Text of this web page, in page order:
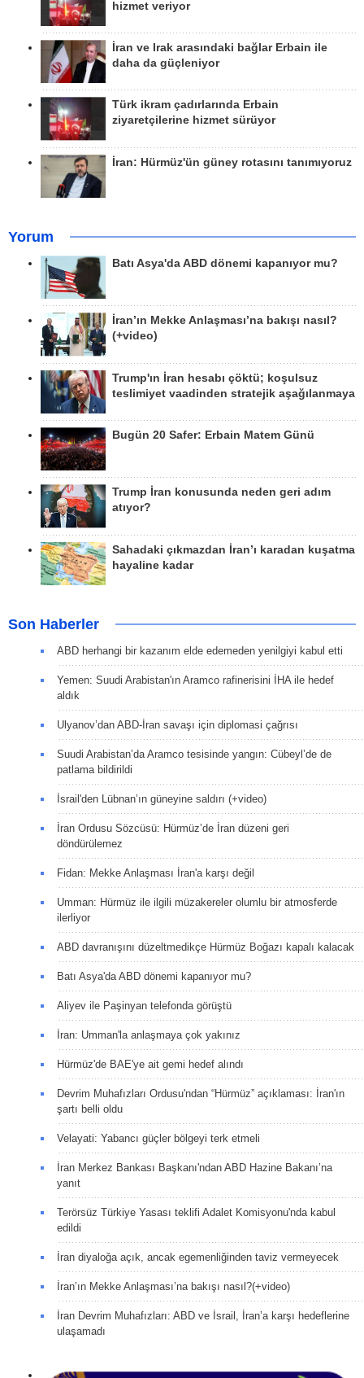
hizmet veriyor
İran ve Irak arasındaki bağlar Erbain ile
daha da güçleniyor
Türk ikram çadırlarında Erbain
ziyaretçilerine hizmet sürüyor
İran: Hürmüz'ün güney rotasını tanımıyoruz
Yorum
Batı Asya'da ABD dönemi kapanıyor mu?
İran’ın Mekke Anlaşması’na bakışı nasıl?
(+video)
Trump'ın İran hesabı çöktü; koşulsuz
teslimiyet vaadinden stratejik aşağılanmaya
Bugün 20 Safer: Erbain Matem Günü
Trump İran konusunda neden geri adım
atıyor?
Sahadaki çıkmazdan İran’ı karadan kuşatma
hayaline kadar
Son Haberler
ABD herhangi bir kazanım elde edemeden yenilgiyi kabul etti
Yemen: Suudi Arabistan'ın Aramco rafinerisini İHA ile hedef
aldık
Ulyanov’dan ABD-İran savaşı için diplomasi çağrısı
Suudi Arabistan’da Aramco tesisinde yangın: Cübeyl’de de
patlama bildirildi
İsrail'den Lübnan’ın güneyine saldırı (+video)
İran Ordusu Sözcüsü: Hürmüz’de İran düzeni geri
döndürülemez
Fidan: Mekke Anlaşması İran'a karşı değil
Umman: Hürmüz ile ilgili müzakereler olumlu bir atmosferde
ilerliyor
ABD davranışını düzeltmedikçe Hürmüz Boğazı kapalı kalacak
Batı Asya'da ABD dönemi kapanıyor mu?
Aliyev ile Paşinyan telefonda görüştü
İran: Umman'la anlaşmaya çok yakınız
Hürmüz'de BAE'ye ait gemi hedef alındı
Devrim Muhafızları Ordusu'ndan “Hürmüz” açıklaması: İran'ın
şartı belli oldu
Velayati: Yabancı güçler bölgeyi terk etmeli
İran Merkez Bankası Başkanı'ndan ABD Hazine Bakanı’na
yanıt
Terörsüz Türkiye Yasası teklifi Adalet Komisyonu'nda kabul
edildi
İran diyaloğa açık, ancak egemenliğinden taviz vermeyecek
İran’ın Mekke Anlaşması’na bakışı nasıl?(+video)
İran Devrim Muhafızları: ABD ve İsrail, İran’a karşı hedeflerine
ulaşamadı